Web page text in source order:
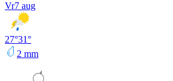
Vr7 aug
27°31°
2 mm